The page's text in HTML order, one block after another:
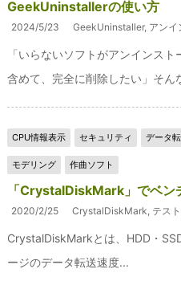
GeekUninstallerの使い方
2024/5/23 GeekUninstaller, アンイ
「いらないソフトがアンインス
含めて、完全に削除したい」そん
CPU情報表示 セキュリティ データ
モデリング 作曲ソフト
「CrystalDiskMark」でベン
2020/2/25 CrystalDiskMark, テスト
CrystalDiskMarkとは、HDD・
ージのデータ転送速度...